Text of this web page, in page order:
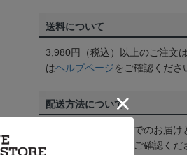
送料について
3,980円（税込）以上のご注文
はヘルプページをご確認くださ
配送方法について
一部商品はメール便でのお届
くは
をご確認くだ